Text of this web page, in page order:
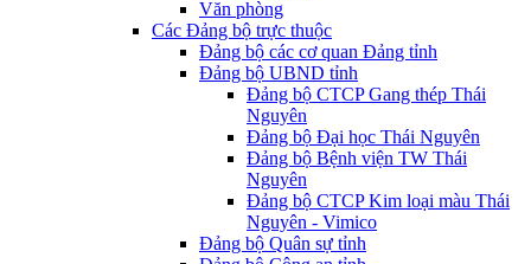
Văn phòng
Các Đảng bộ trực thuộc
Đảng bộ các cơ quan Đảng tỉnh
Đảng bộ UBND tỉnh
Đảng bộ CTCP Gang thép Thái
Nguyên
Đảng bộ Đại học Thái Nguyên
Đảng bộ Bệnh viện TW Thái
Nguyên
Đảng bộ CTCP Kim loại màu Thái
Nguyên - Vimico
Đảng bộ Quân sự tỉnh